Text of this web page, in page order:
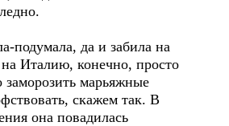
подумала, да и забила на
Италию, конечно, просто
марьяжные
скажем так. В
она повадилась